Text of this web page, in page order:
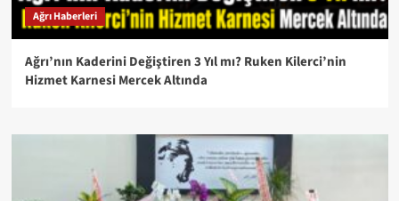
Ağrı Haberleri
Ağrı’nın Kaderini Değiştiren 3 Yıl mı? Ruken Kilerci’nin
Hizmet Karnesi Mercek Altında